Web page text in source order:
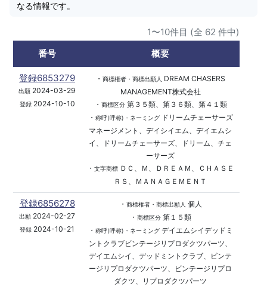
なる情報です。
1〜10件目 (全 62 件中)
番号
概要
登録6853279
出願 2024-03-29
登録2024-10-10
・ 商標権者・商標出願人
DREAM CHASERS
MANAGEMENT株式会社
・ 商標区分第３５類、第３６類、第４１類
・ 称呼(呼称)・ネーミングドリームチェーサーズ
マネージメント、デイシイエム、デイエムシ
イ、ドリームチェーサーズ、ドリーム、チェ
ーサーズ
・ 文字商標ＤＣ、Ｍ、ＤＲＥＡＭ、ＣＨＡＳＥ
ＲＳ、ＭＡＮＡＧＥＭＥＮＴ
登録6856278
出願 2024-02-27
登録 2024-10-21
・ 商標権者・商標出願人 個人
・ 商標区分第１５類
・ 称呼(呼称)・ネーミングデイエムシイデッドミ
ントクラブビンテージリプロダクツパーツ、
デイエムシイ、デッドミントクラブ、ビンテ
ージリプロダクツパーツ、ビンテージリプロ
ダクツ、リプロダクツパーツ